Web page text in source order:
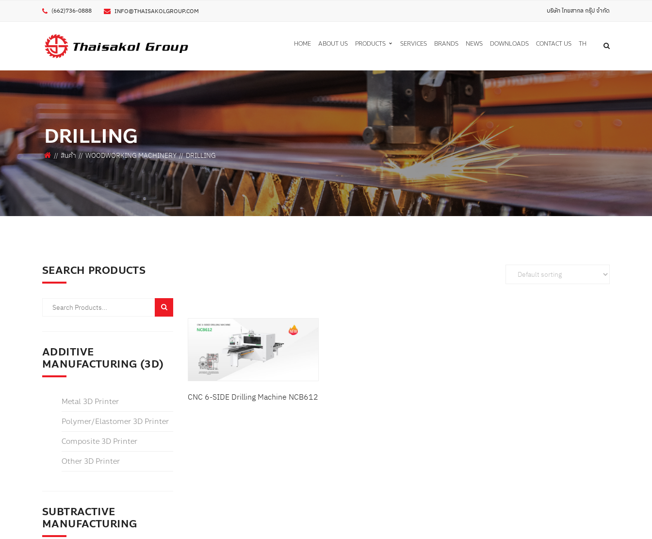
(662)736-0888 INFO@THAISAKOLGROUP.COM บริษัท ไทยสากล กรุ๊ป จำกัด
HOME ABOUT US PRODUCTS
METAL 3D PRINTER
POLYMER / ELASTOMER 3D PRINTER
COMPOSITE 3D PRINTER
OTHER 3D PRINTER
CUTTING TOOLS
KNIVES
BAND SAW BLADES
PCD TOOLS
OTHER CUTTING TOOLS
MACHINES
FERROUS METAL CUTTING MACHINES
TUBE BENDERS
TUBE AND PIPE PROCESSING MACHINES
DRY ELECTROPOLISHING MACHINES
SERVICES BRANDS NEWS DOWNLOADS CONTACT US TH
เบอร์ติดต่อกลับ * :
อีเมล * :
DRILLING
สินค้า WOODWORKING MACHINERY DRILLING
SEARCH PRODUCTS
ADDITIVE
MANUFACTURING (3D)
Metal 3D Printer
Polymer/Elastomer 3D Printer
Composite 3D Printer
Other 3D Printer
SUBTRACTIVE
MANUFACTURING
CNC 6-SIDE Drilling Machine NCB612